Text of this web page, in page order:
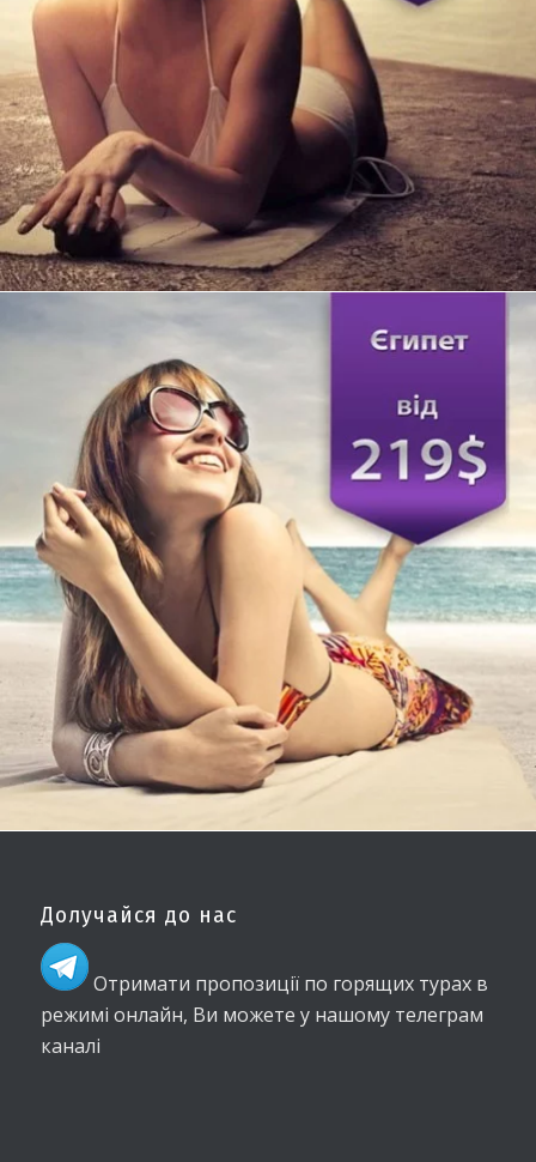
Долучайся до нас
Отримати пропозиції по горящих турах в
режимі онлайн, Ви можете у нашому телеграм
каналі